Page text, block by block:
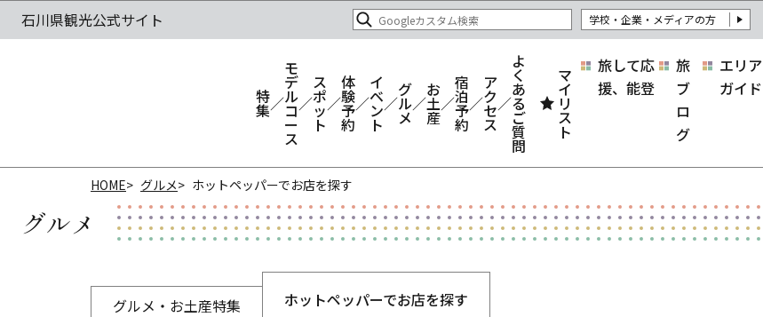
学校・企業・メディアの方
特
集
モ
デ
ル
コ
ー
ス
ス
ポ
ッ
ト
体
験
予
約
イ
ベ
ン
ト
グ
ル
メ
お
土
産
宿
泊
予
約
ア
ク
セ
ス
よ
く
あ
る
ご
質
問
マ
イ
リ
ス
ト
旅して応
援、能登
旅
ブ
ロ
グ
エリア
ガイド
HOME グルメ ホットペッパーでお店を探す
グルメ
グルメ・お土産特集 ホットペッパーでお店を探す